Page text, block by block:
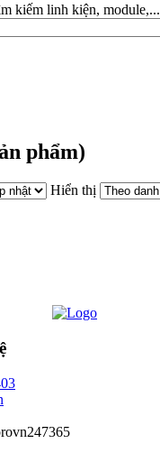
kiếm linh kiện, module,...
phẩm)
Hiển thị